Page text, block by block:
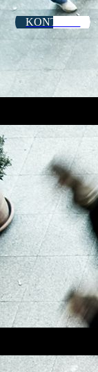
KONTAKT